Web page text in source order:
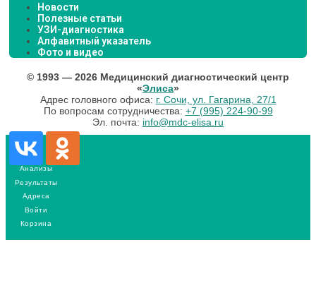
Новости
Полезные статьи
УЗИ-диагностика
Алфавитный указатель
Фото и видео
© 1993 — 2026 Медицинский диагностический центр
«Элиса»
Адрес головного офиса: г. Сочи, ул. Гагарина, 27/1
По вопросам сотрудничества: +7 (995) 224-90-99
Эл. почта: info@mdc-elisa.ru
Анализы
Результаты
Адреса
Войти
Корзина